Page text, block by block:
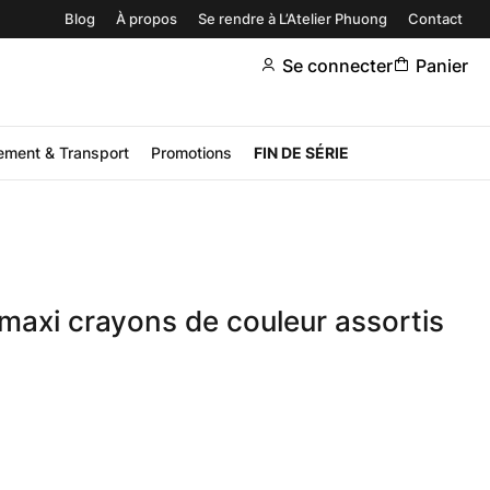
Blog À propos Se rendre à L’Atelier Phuong Contact
Se connecter Panier
& Transport Promotions FIN DE SÉRIE
maxi crayons de couleur assortis